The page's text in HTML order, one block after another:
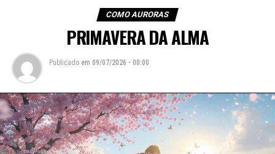
COMO AURORAS
PRIMAVERA DA ALMA
Publicado em 09/07/2026 - 00:00